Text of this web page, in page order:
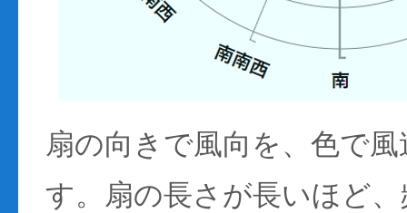
扇の向きで風向を、色で
す。扇の長さが長いほど